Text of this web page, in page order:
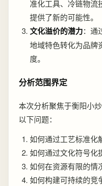
准化工具、冷链物流
提供了新的可能性。
文化溢价的潜力：通
地域特色转化为品牌
度。
分析范围界定
本次分析聚焦于衡阳小
以下问题：
如何通过工艺标准化
如何通过文化符号化
如何在资源有限的情
如何构建可持续的竞